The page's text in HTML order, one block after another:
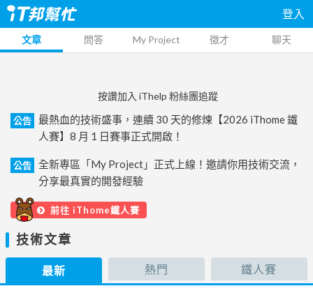
登入
文章 問答 My Project 徵才 聊天
按讚加入 iThelp 粉絲團追蹤
公告
最熱血的技術盛事，連續 30 天的修煉【2026 iThome 鐵
人賽】8 月 1 日賽事正式開啟！
公告
全新專區「My Project」正式上線！邀請你用技術交流，
分享最真實的開發經驗
前往 iThome鐵人賽
技術文章
最新 熱門 鐵人賽